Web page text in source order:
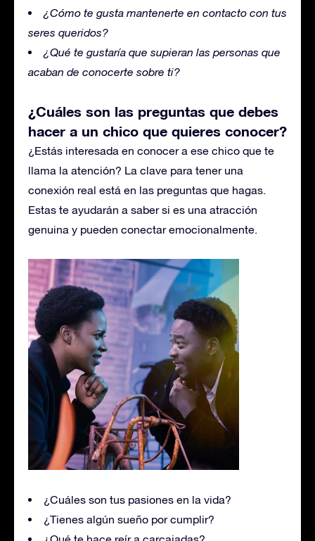
¿Cómo te gusta mantenerte en contacto con tus
seres queridos?
¿Qué te gustaría que supieran las personas que
acaban de conocerte sobre ti?
¿Cuáles son las preguntas que debes
hacer a un chico que quieres conocer?
¿Estás interesada en conocer a ese chico que te
llama la atención? La clave para tener una
conexión real está en las preguntas que hagas.
Estas te ayudarán a saber si es una atracción
genuina y pueden conectar emocionalmente.
¿Cuáles son tus pasiones en la vida?
¿Tienes algún sueño por cumplir?